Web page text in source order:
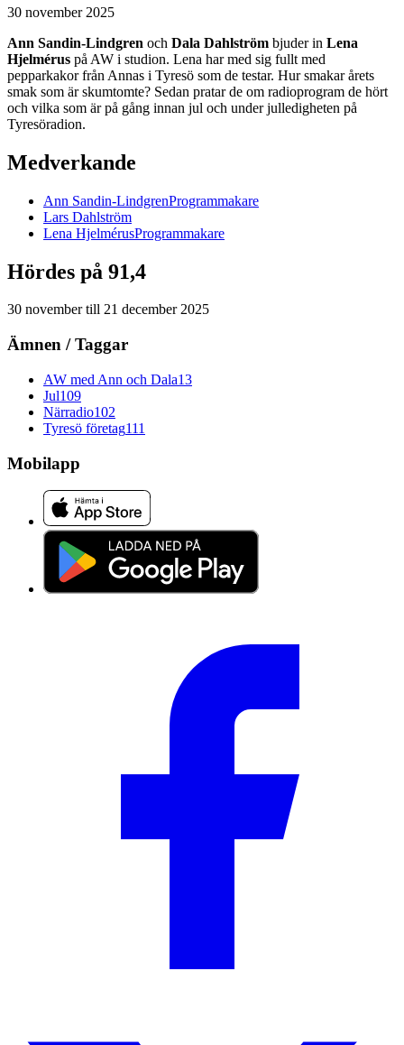
30 november 2025
Ann Sandin-Lindgren och Dala Dahlström bjuder in Lena
Hjelmérus på AW i studion. Lena har med sig fullt med
pepparkakor från Annas i Tyresö som de testar. Hur smakar årets
smak som är skumtomte? Sedan pratar de om radioprogram de hört
och vilka som är på gång innan jul och under julledigheten på
Tyresöradion.
Medverkande
Ann Sandin-LindgrenProgrammakare
Lars Dahlström
Lena HjelmérusProgrammakare
Hördes på 91,4
30 novembertill 21 december 2025
Ämnen / Taggar
AW med Ann och Dala13
Jul109
Närradio102
Tyresö företag111
Mobilapp